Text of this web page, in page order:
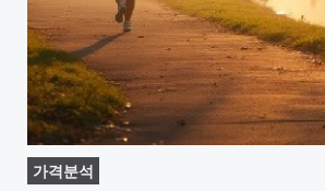
가격분석